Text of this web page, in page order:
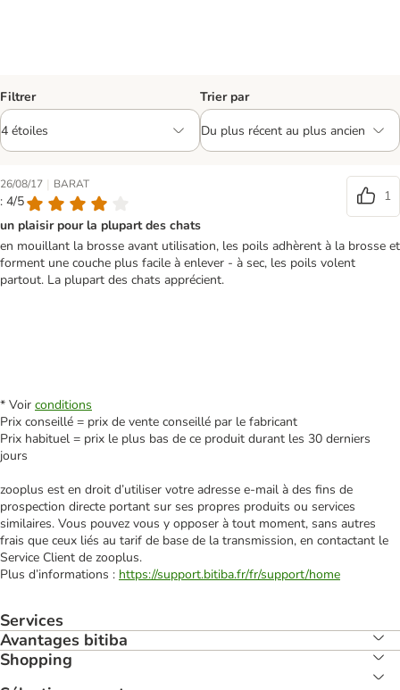
Filtrer Trier par
26/08/17 | BARAT
: 4/5
1
un plaisir pour la plupart des chats
en mouillant la brosse avant utilisation, les poils adhèrent à la brosse et
forment une couche plus facile à enlever - à sec, les poils volent
partout. La plupart des chats apprécient.
* Voir conditions
Prix conseillé = prix de vente conseillé par le fabricant
Prix habituel = prix le plus bas de ce produit durant les 30 derniers
jours
zooplus est en droit d’utiliser votre adresse e‑mail à des fins de
prospection directe portant sur ses propres produits ou services
similaires. Vous pouvez vous y opposer à tout moment, sans autres
frais que ceux liés au tarif de base de la transmission, en contactant le
Service Client de zooplus.
Plus d’informations : https://support.bitiba.fr/fr/support/home
Services
Avantages bitiba
Shopping